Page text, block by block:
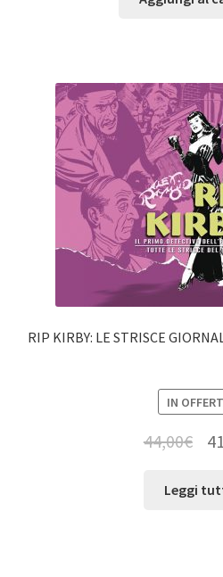
RIP KIRBY: LE STRISCE
IN
44,00€
Leggi